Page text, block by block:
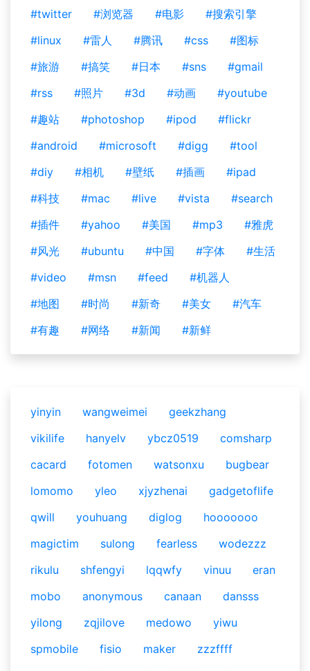
#twitter
#浏览器 #电影
#搜索引擎
#linux
#雷人 #腾讯 #css
#图标
#旅游
#搞笑 #日本 #sns
#gmail
#rss
#照片 #3d #动画
#youtube
#趣站
#photoshop #ipod
#flickr
#android
#microsoft #digg
#tool
#diy
#相机 #壁纸 #插画
#ipad
#科技
#mac #live #vista
#search
#插件
#yahoo #美国 #mp3
#雅虎
#风光
#ubuntu #中国 #字体
#生活
#video
#msn #feed
#机器人
#地图
#时尚 #新奇 #美女
#汽车
#有趣
#网络 #新闻 #新鲜
yinyin wangweimei
geekzhang
vikilife
hanyelv ybcz0519
comsharp
cacard
fotomen watsonxu
bugbear
lomomo
yleo xjyzhenai
gadgetoflife
qwill
youhuang diglog
hooooooo
magictim
sulong fearless
wodezzz
rikulu
shfengyi lqqwfy vinuu
eran
mobo
anonymous canaan
dansss
yilong
zqjilove medowo
yiwu
spmobile
fisio maker
zzzffff